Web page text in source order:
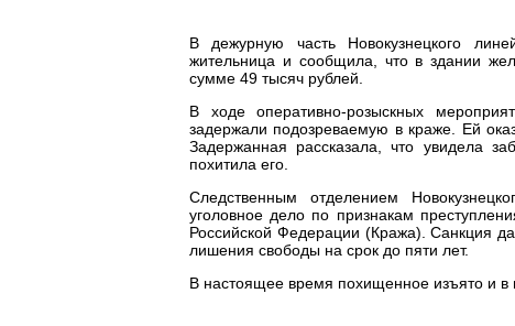
В дежурную часть Новокузнецкого
жительница и сообщила, что в здании
сумме 49 тысяч рублей.
В ходе оперативно-розыскных
задержали подозреваемую в краже. Ей
Задержанная рассказала, что увидела
похитила его.
Следственным отделением
уголовное дело по признакам
Российской Федерации (Кража). Санкция
лишения свободы на срок до пяти лет.
В настоящее время похищенное изъято и